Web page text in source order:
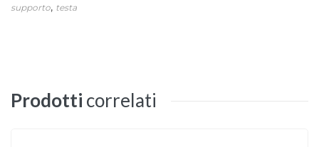
supporto, testa
Prodotti correlati